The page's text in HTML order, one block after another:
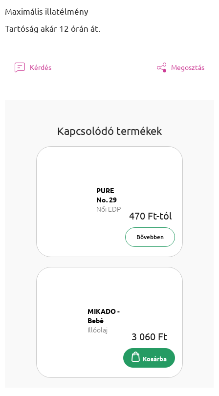
Maximális illatélmény
Tartóság akár 12 órán át.
Kérdés Megosztás
Kapcsolódó termékek
PURE
No. 29
Női EDP
470 Ft-tól
Bővebben
MIKADO -
Bebé
Illóolaj
3 060 Ft
Kosárba